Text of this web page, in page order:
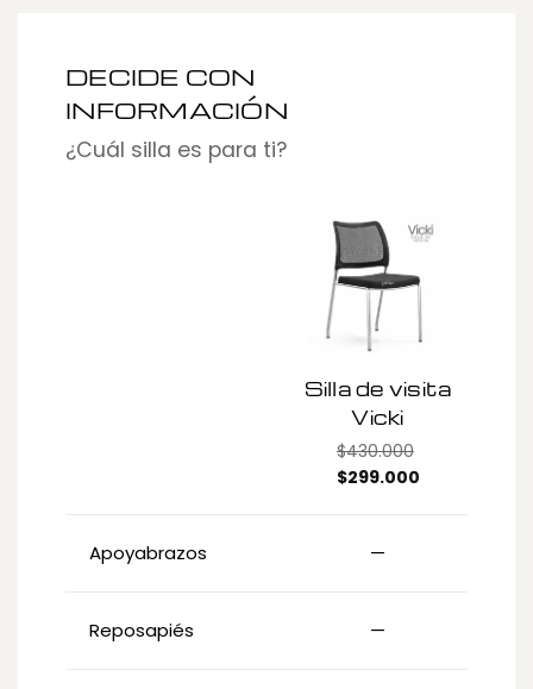
DECIDE CON
INFORMACIÓN
¿Cuál silla es para ti?
Silla de visita
Vicki
$430.000
Original
$430.000.
$299.000Current
Apoyabrazos —
Reposapiés —